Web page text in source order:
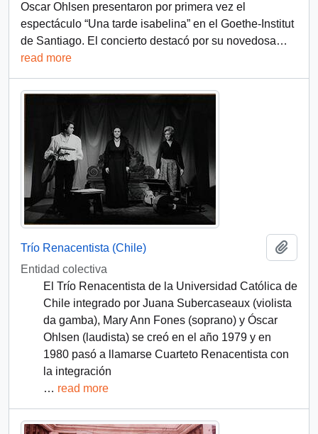
Oscar Ohlsen presentaron por primera vez el
espectáculo “Una tarde isabelina” en el Goethe-Institut
de Santiago. El concierto destacó por su novedosa…
read more
Trío Renacentista (Chile)
Entidad colectiva
El Trío Renacentista de la Universidad Católica de
Chile integrado por Juana Subercaseaux (violista
da gamba), Mary Ann Fones (soprano) y Óscar
Ohlsen (laudista) se creó en el año 1979 y en
1980 pasó a llamarse Cuarteto Renacentista con
la integración
… read more